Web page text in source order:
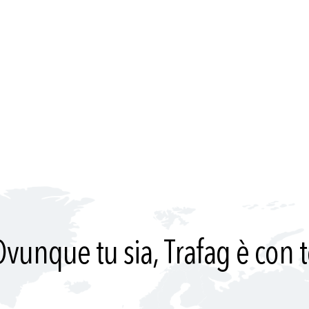
tu sia, Trafag è con